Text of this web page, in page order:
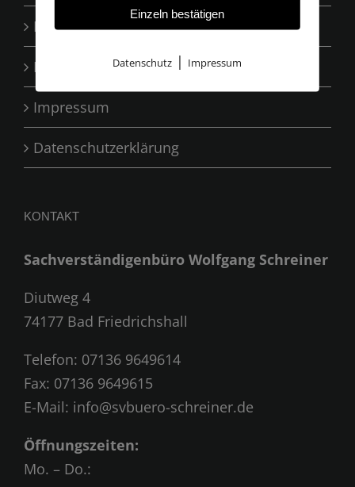
Bewertungen
Kontakt
Impressum
Datenschutzerklärung
KONTAKT
Sachverständigenbüro Wolfgang Schreiner
Diutweg 4
74177 Bad Friedrichshall
Telefon: 07136 9649614
Fax: 07136 9649615
E-Mail: info@svbuero-schreiner.de
Öffnungszeiten:
Mo. – Do.:
Einzeln bestätigen
Datenschutz | Impressum